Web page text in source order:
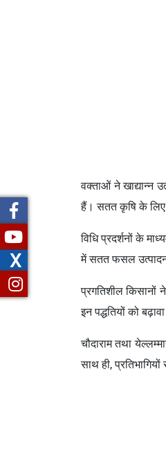
वक्ताओं ने खाद्यान्न
हैं। सतत कृषि के लिए
विधि प्रदर्शनों के
में सतत फसल उत्पादन
प्रगतिशील किसानों
इन पद्धतियों को
चौदाराम तथा
साथ ही,
X